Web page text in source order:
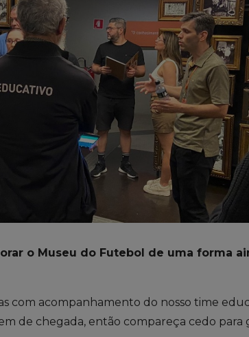
o Museu do Futebol de uma forma
com acompanhamento do nosso time
de chegada, então compareça cedo para